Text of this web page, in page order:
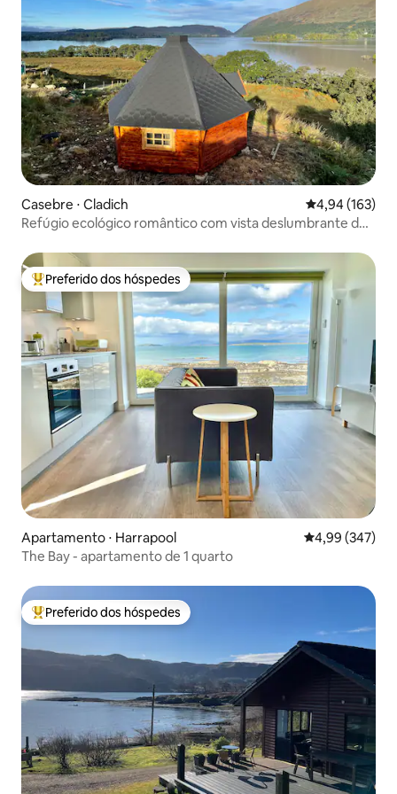
Casebre ⋅ Cladich 4,94 de uma
4,94 (163)
Refúgio ecológico romântico com vista deslumbrante do
Entre os melhores preferidos dos hóspedes
Preferido dos hóspedes
Apartamento ⋅ Harrapool 4,99 de uma
4,99 (347)
The Bay - apartamento de 1 quarto
Entre os melhores preferidos dos hóspedes
Preferido dos hóspedes